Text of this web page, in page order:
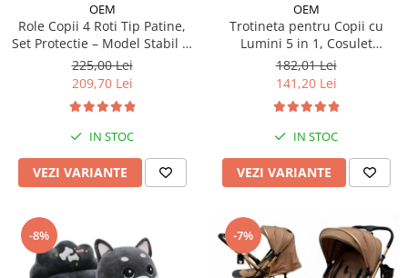
OEM
Role Copii 4 Roti Tip Patine,
Set Protectie – Model Stabil si
Reglabil - Mov
225,00 Lei
209,70 Lei
IN STOC
VEZI VARIANTE
OEM
Trotineta pentru Copii cu
Lumini 5 in 1, Cosulet
Buburuza, Maner de Impins
fara Pedale
182,01 Lei
141,20 Lei
IN STOC
VEZI VARIANTE
-8% -7%